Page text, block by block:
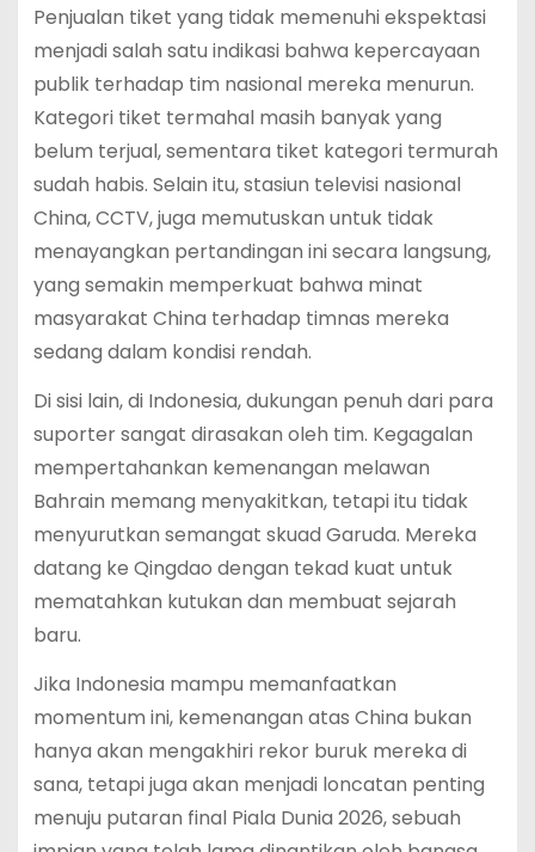
Penjualan tiket yang tidak memenuhi ekspektasi
menjadi salah satu indikasi bahwa kepercayaan
publik terhadap tim nasional mereka menurun.
Kategori tiket termahal masih banyak yang
belum terjual, sementara tiket kategori termurah
sudah habis. Selain itu, stasiun televisi nasional
China, CCTV, juga memutuskan untuk tidak
menayangkan pertandingan ini secara langsung,
yang semakin memperkuat bahwa minat
masyarakat China terhadap timnas mereka
sedang dalam kondisi rendah.
Di sisi lain, di Indonesia, dukungan penuh dari para
suporter sangat dirasakan oleh tim. Kegagalan
mempertahankan kemenangan melawan
Bahrain memang menyakitkan, tetapi itu tidak
menyurutkan semangat skuad Garuda. Mereka
datang ke Qingdao dengan tekad kuat untuk
mematahkan kutukan dan membuat sejarah
baru.
Jika Indonesia mampu memanfaatkan
momentum ini, kemenangan atas China bukan
hanya akan mengakhiri rekor buruk mereka di
sana, tetapi juga akan menjadi loncatan penting
menuju putaran final Piala Dunia 2026, sebuah